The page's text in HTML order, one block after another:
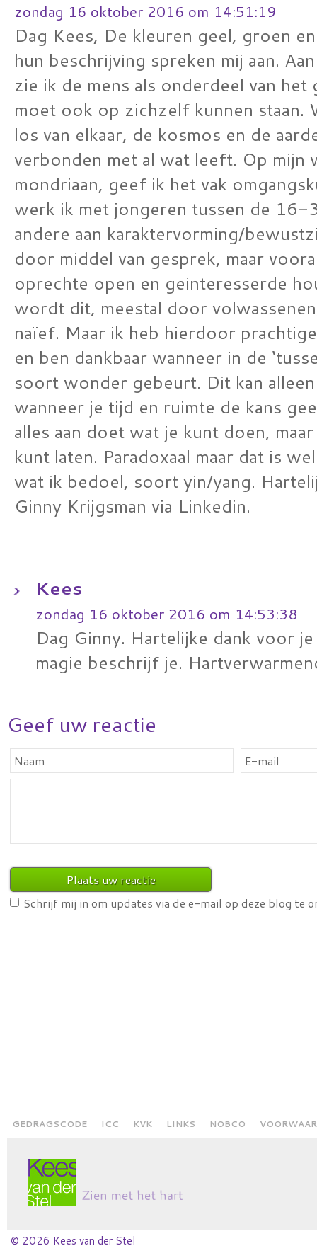
zondag 16 oktober 2016 om 14:51:19
Dag Kees, De kleuren geel, groen
hun beschrijving spreken mij aan.
zie ik de mens als onderdeel van het
moet ook op zichzelf kunnen staan.
los van elkaar, de kosmos en de
verbonden met al wat leeft. Op mijn
mondriaan, geef ik het vak
werk ik met jongeren tussen de 16-
andere aan karaktervorming/
door middel van gesprek, maar
oprechte open en geinteresserde
wordt dit, meestal door
naïef. Maar ik heb hierdoor
en ben dankbaar wanneer in de
soort wonder gebeurt. Dit kan
wanneer je tijd en ruimte de kans
alles aan doet wat je kunt doen,
kunt laten. Paradoxaal maar dat is
wat ik bedoel, soort yin/yang.
Ginny Krijgsman via Linkedin.
Kees
zondag 16 oktober 2016 om 14:53:38
Dag Ginny. Hartelijke dank voor
magie beschrijf je.
Geef uw reactie
Schrijf mij in om updates via de e-mail op deze blog te
GEDRAGSCODE ICC KVK LINKS NOBCO
© 2026 Kees van der Stel